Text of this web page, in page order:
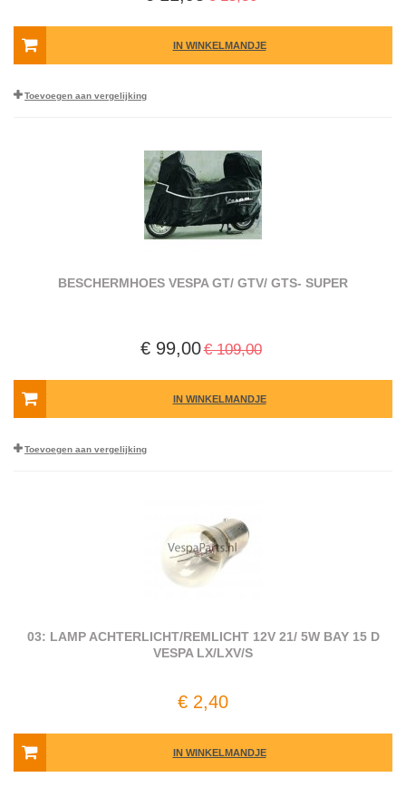
IN WINKELMANDJE
Toevoegen aan vergelijking
BESCHERMHOES VESPA GT/ GTV/ GTS- SUPER
€ 99,00€ 109,00
IN WINKELMANDJE
Toevoegen aan vergelijking
03: LAMP ACHTERLICHT/REMLICHT 12V 21/ 5W BAY 15 D
VESPA LX/LXV/S
€ 2,40
IN WINKELMANDJE